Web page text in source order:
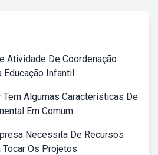
Atividade De Coordenação
Educação Infantil
Tem Algumas Características De
Em Comum
Necessita De Recursos
Os Projetos